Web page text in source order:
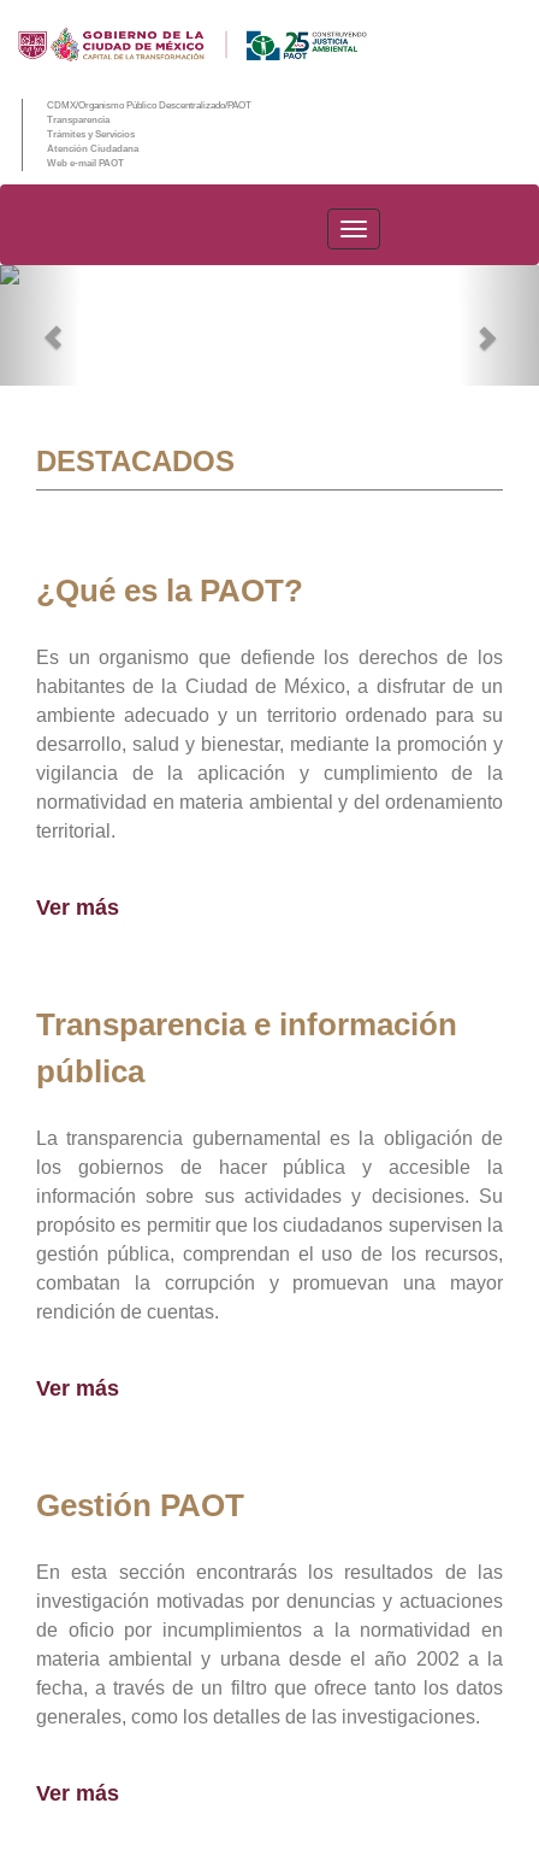
CDMX/Organismo Público Descentralizado/PAOT
Transparencia
Trámites y Servicios
Atención Ciudadana
Web e-mail PAOT
PAOT
DESTACADOS
¿Qué es la PAOT?
Es un organismo que defiende los derechos de los
habitantes de la Ciudad de México, a disfrutar de un
ambiente adecuado y un territorio ordenado para su
desarrollo, salud y bienestar, mediante la promoción y
vigilancia de la aplicación y cumplimiento de la
normatividad en materia ambiental y del ordenamiento
territorial.
Ver más
Transparencia e información
pública
La transparencia gubernamental es la obligación de
los gobiernos de hacer pública y accesible la
información sobre sus actividades y decisiones. Su
propósito es permitir que los ciudadanos supervisen la
gestión pública, comprendan el uso de los recursos,
combatan la corrupción y promuevan una mayor
rendición de cuentas.
Ver más
Gestión PAOT
En esta sección encontrarás los resultados de las
investigación motivadas por denuncias y actuaciones
de oficio por incumplimientos a la normatividad en
materia ambiental y urbana desde el año 2002 a la
fecha, a través de un filtro que ofrece tanto los datos
generales, como los detalles de las investigaciones.
Ver más